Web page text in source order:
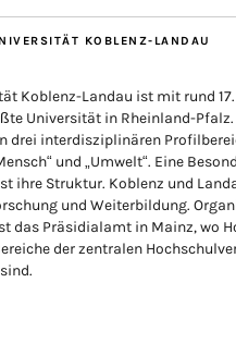
KOBLENZ-LANDAU
Koblenz-Landau ist mit rund
Universität in Rheinland-Pfalz.
drei interdisziplinären
und „Umwelt“. Eine
ihre Struktur. Koblenz und
und Weiterbildung.
das Präsidialamt in Mainz, wo
der zentralen